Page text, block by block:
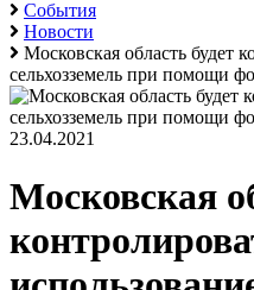
События
Новости
Московская область будет
сельхозземель при помощи
23.04.2021
Московская